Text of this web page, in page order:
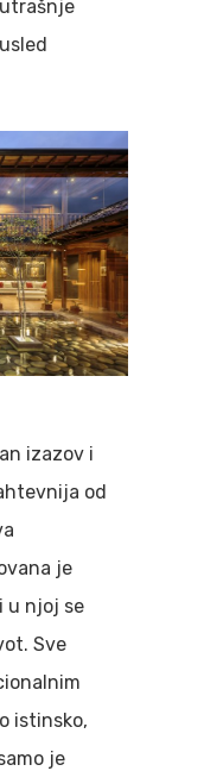
izazov i
od
je
u njoj se
Sve
istinsko,
je